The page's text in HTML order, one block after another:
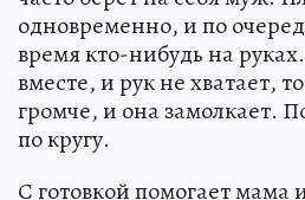
одновременно, и по
время кто-нибудь на
вместе, и рук не хватает,
громче, и она замолкает.
по кругу.
С готовкой помогает мама